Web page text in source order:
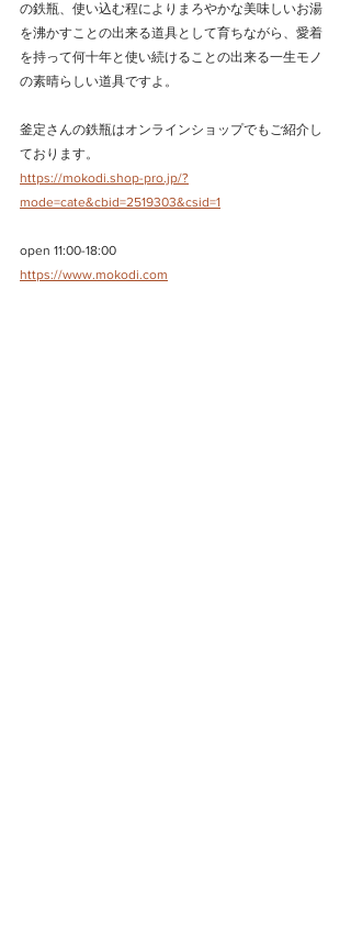
の鉄瓶、使い込む程によりまろやかな美味しいお湯
を沸かすことの出来る道具として育ちながら、愛着
を持って何十年と使い続けることの出来る一生モノ
の素晴らしい道具ですよ。
釜定さんの鉄瓶はオンラインショップでもご紹介し
ております。
https://mokodi.shop-pro.jp/?
mode=cate&cbid=2519303&csid=1
open 11:00-18:00
https://www.mokodi.com